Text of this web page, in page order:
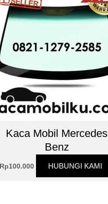
Kaca Mobil Mercedes
Benz
Rp100.000 HUBUNGI KAMI